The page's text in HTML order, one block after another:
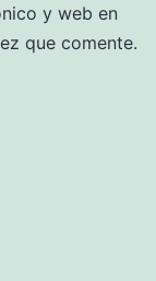
y web en
que comente.